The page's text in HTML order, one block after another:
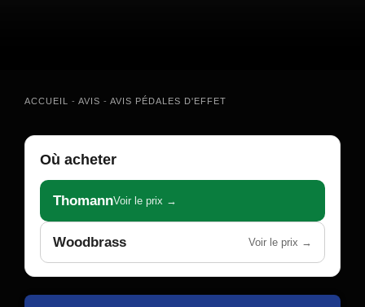
ACCUEIL - AVIS - AVIS PÉDALES D'EFFET
Où acheter
ThomannVoir le prix →
Woodbrass Voir le prix →